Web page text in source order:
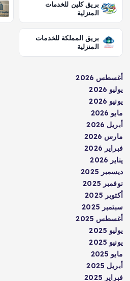
بريق كلين للخدمات
المنزلية
بريق المملكة للخدمات
المنزلية
أغسطس 2026
يوليو 2026
يونيو 2026
مايو 2026
أبريل 2026
مارس 2026
فبراير 2026
يناير 2026
ديسمبر 2025
نوفمبر 2025
أكتوبر 2025
سبتمبر 2025
أغسطس 2025
يوليو 2025
يونيو 2025
مايو 2025
أبريل 2025
فبراير 2025